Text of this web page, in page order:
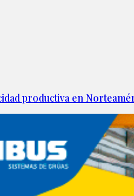
productiva en